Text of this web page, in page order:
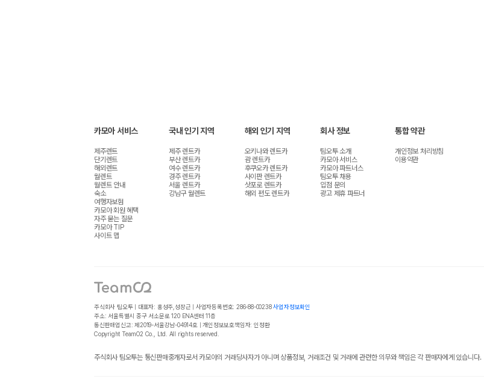
카모아 서비스
제주렌트
단기렌트
해외렌트
월렌트
월렌트 안내
숙소
여행자보험
카모아 회원 혜택
자주 묻는 질문
카모아 TIP
사이트 맵
국내 인기 지역
제주 렌트카
부산 렌트카
여수 렌트카
경주 렌트카
서울 렌트카
강남구 월렌트
해외 인기 지역
오키나와 렌트카
괌 렌트카
후쿠오카 렌트카
사이판 렌트카
삿포로 렌트카
해외 편도 렌트카
회사 정보
팀오투 소개
카모아 서비스
카모아 파트너스
팀오투 채용
입점 문의
광고 제휴 파트너
통합 약관
개인정보 처리방침
이용약관
주식회사 팀오투 | 대표자: 홍성주,성장근 | 사업자등록번호: 286-88-00238 사업자정보확인
주소: 서울특별시 중구 서소문로 120 ENA센터 11층
통신판매업신고: 제2019-서울강남-04914호 | 개인정보보호책임자: 인정환
Copyright TeamO2 Co., Ltd. All rights reserved.
주식회사 팀오투는 통신판매중개자로서 카모아의 거래당사자가 아니며 상품정보, 거래조건 및 거래에 관련한 의무와 책임은 각 판매자에게 있습니다.